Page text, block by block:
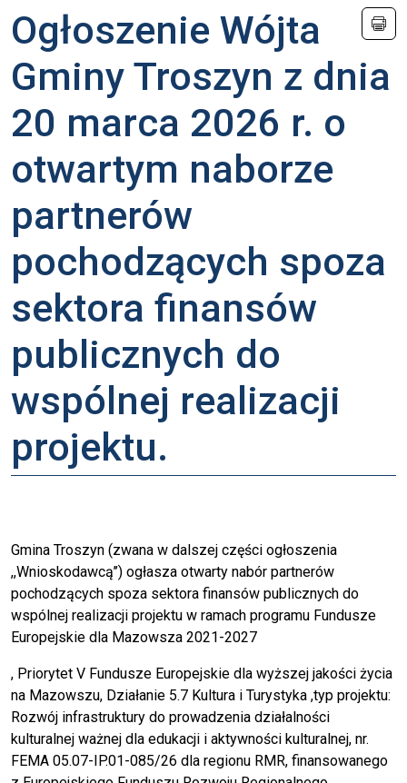
Ogłoszenie Wójta
Gminy Troszyn z dnia
20 marca 2026 r. o
otwartym naborze
partnerów
pochodzących spoza
sektora finansów
publicznych do
wspólnej realizacji
projektu.
Gmina Troszyn (zwana w dalszej części ogłoszenia
,,Wnioskodawcą’’) ogłasza otwarty nabór partnerów
pochodzących spoza sektora finansów publicznych do
wspólnej realizacji projektu w ramach programu Fundusze
Europejskie dla Mazowsza 2021-2027
, Priorytet V Fundusze Europejskie dla wyższej jakości życia
na Mazowszu, Działanie 5.7 Kultura i Turystyka ,typ projektu:
Rozwój infrastruktury do prowadzenia działalności
kulturalnej ważnej dla edukacji i aktywności kulturalnej, nr.
FEMA 05.07-IP.01-085/26 dla regionu RMR, finansowanego